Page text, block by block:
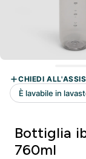
Bottiglia
760ml